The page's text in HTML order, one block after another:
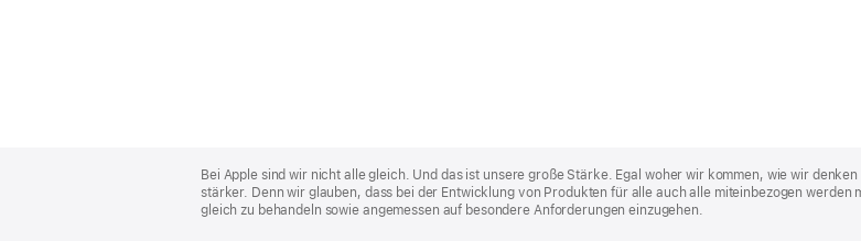
Footer
Bei Apple sind wir nicht alle gleich. Und das ist unsere große Stärke. Egal woher wir kommen, wie wir
stärker. Denn wir glauben, dass bei der Entwicklung von Produkten für alle auch alle miteinbezogen
gleich zu behandeln sowie angemessen auf besondere Anforderungen einzugehen.